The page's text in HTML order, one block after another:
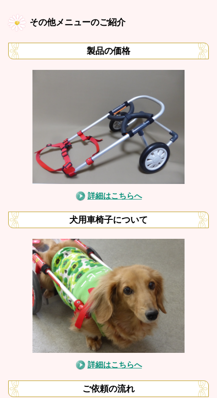
その他メニューのご紹介
製品の価格
詳細はこちらへ
犬用車椅子について
詳細はこちらへ
ご依頼の流れ